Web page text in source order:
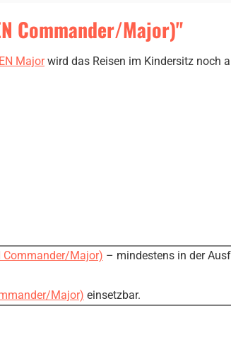
Commander/Major)"
Majorwird das Reisen im Kindersitz noch
Commander/Major) – mindestens in der
Major) einsetzbar.